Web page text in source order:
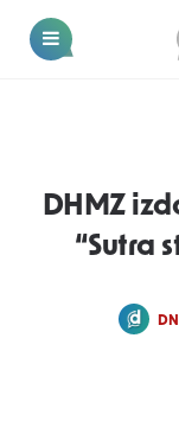
DHMZ
“Sutra